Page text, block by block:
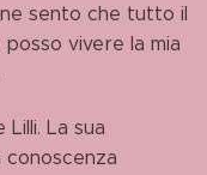
sento che tutto il
vivere la mia
La sua
conoscenza